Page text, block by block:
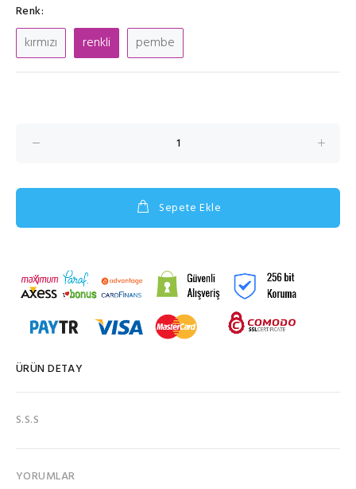
Renk:
kırmızı renkli pembe
Sepete Ekle
ÜRÜN DETAY
S.S.S
YORUMLAR